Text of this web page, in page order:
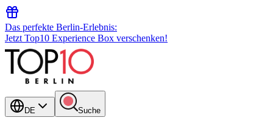
Das perfekte Berlin-Erlebnis:
Jetzt Top10 Experience Box verschenken!
DE Suche